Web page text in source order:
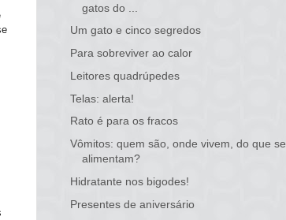
gatos do ...
Um gato e cinco segredos
Para sobreviver ao calor
Leitores quadrúpedes
Telas: alerta!
Rato é para os fracos
Vômitos: quem são, onde vivem, do que se
alimentam?
Hidratante nos bigodes!
Presentes de aniversário